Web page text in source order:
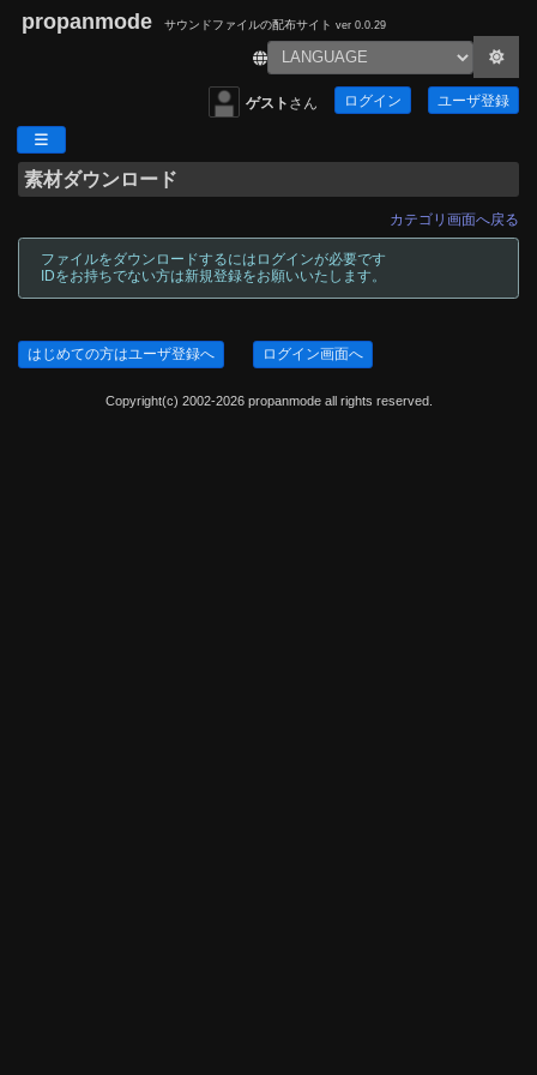
propanmode サウンドファイルの配布サイト ver 0.0.29
ゲスト さん ログイン ユーザ登録
素材ダウンロード
カテゴリ画面へ戻る
ファイルをダウンロードするにはログインが必要です
IDをお持ちでない方は新規登録をお願いいたします。
はじめての方はユーザ登録へ ログイン画面へ
Copyright(c) 2002-2026 propanmode all rights reserved.